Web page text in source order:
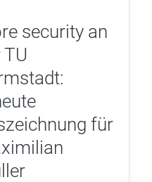
security an
TU
für